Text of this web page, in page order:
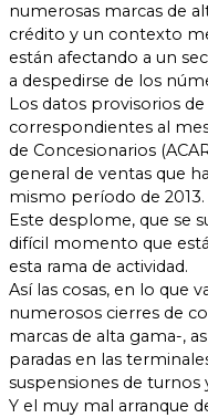
numerosas marcas de
crédito y un contexto
están afectando a un
a despedirse de los
Los datos provisorios
correspondientes al
de Concesionarios
general de ventas que
mismo período de 2013.
Este desplome, que se
difícil momento que
esta rama de actividad.
Así las cosas, en lo que
numerosos cierres de
marcas de alta gama-,
paradas en las
suspensiones de turnos
Y el muy mal arranque